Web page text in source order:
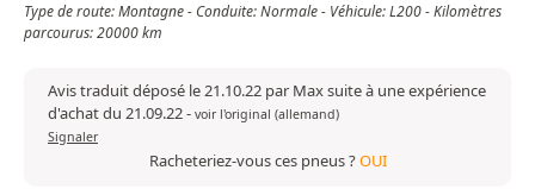
Type de route: Montagne - Conduite: Normale - Véhicule: L200 - Kilomètres
parcourus: 20000 km
Avis traduit déposé le 21.10.22 par Max suite à une expérience
d'achat du 21.09.22- voir l'original (allemand)
Signaler
Racheteriez-vous ces pneus ?OUI